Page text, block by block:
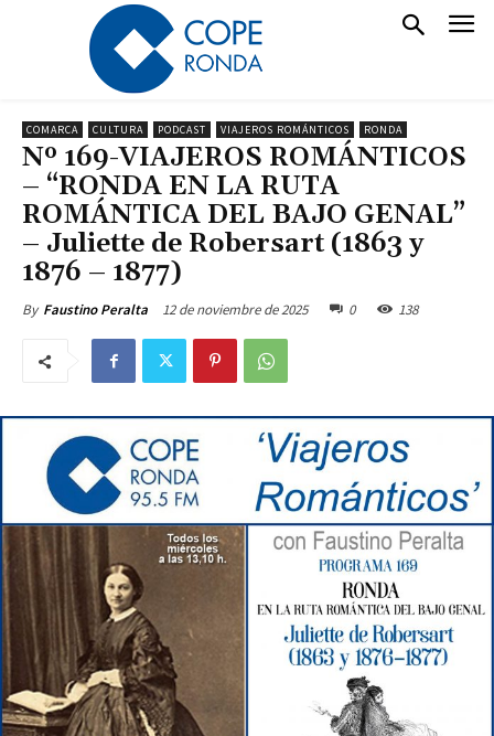
COMARCA CULTURA PODCAST VIAJEROS ROMÁNTICOS RONDA
Nº 169-VIAJEROS ROMÁNTICOS
– “RONDA EN LA RUTA
ROMÁNTICA DEL BAJO GENAL”
– Juliette de Robersart (1863 y
1876 – 1877)
By Faustino Peralta 12 de noviembre de 2025 0 138